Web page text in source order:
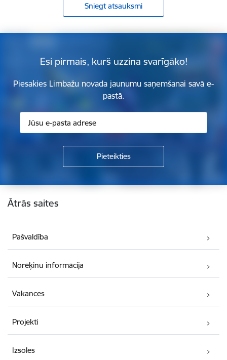
Sniegt atsauksmi
Esi pirmais, kurš uzzina svarīgāko!
Piesakies Limbažu novada jaunumu saņemšanai savā e-
pastā.
Kājene
Ātrās saites
Pašvaldība
Norēķinu informācija
Vakances
Projekti
Izsoles